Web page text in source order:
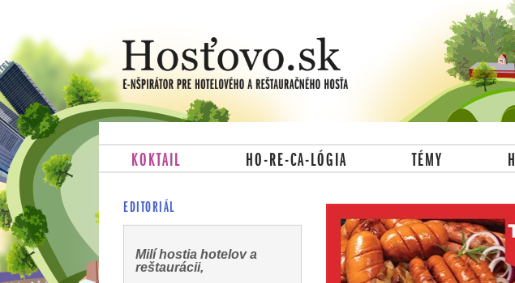
KOKTAIL HO-RE-CA-LÓGIA TÉMY
EDITORIÁL
Milí hostia hotelov a
reštaurácii,